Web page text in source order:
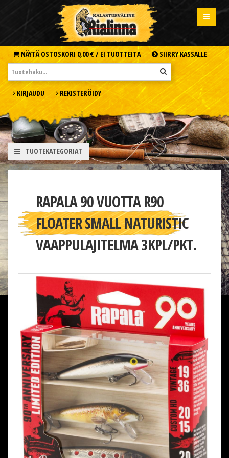
NÄYTÄ OSTOSKORI 0,00 € / EI TUOTTEITA SIIRRY KASSALLE
KIRJAUDU REKISTERÖIDY
TUOTEKATEGORIAT
RAPALA 90 VUOTTA R90
FLOATER SMALL NATURISTIC
VAAPPULAJITELMA 3KPL/PKT.